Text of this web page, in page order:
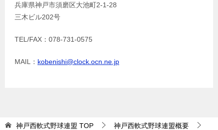
兵庫県神戸市須磨区大池町2-1-28
三木ビル202号
TEL/FAX：078-731-0575
MAIL： kobenishi@clock.ocn.ne.jp
神戸西軟式野球連盟 TOP
神戸西軟式野球連盟概要